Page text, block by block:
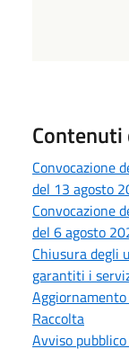
Convocazione
del 13 agosto
Convocazione
del 6 agosto
Chiusura degli
garantiti i
Raccolta
Avviso